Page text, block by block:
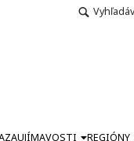
ZAUJÍMAVOSTI REGIÓNY